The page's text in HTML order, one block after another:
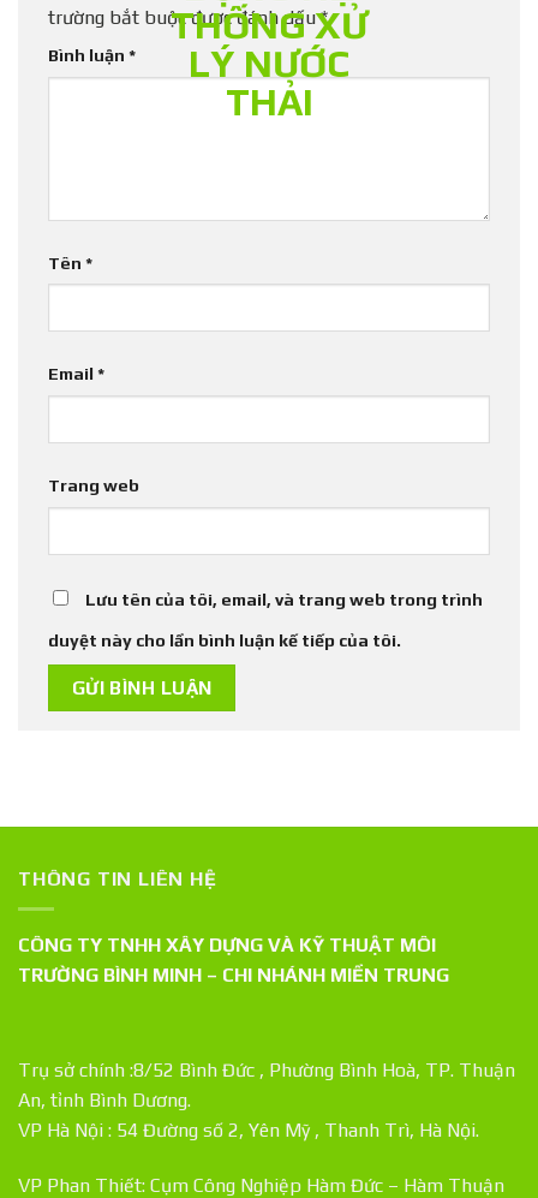
trường bắt buộc được đánh dấu*
Bình luận *
Tên *
Email *
Trang web
Lưu tên của tôi, email, và trang web trong trình
duyệt này cho lần bình luận kế tiếp của tôi.
THÔNG TIN LIÊN HỆ
CÔNG TY TNHH XÂY DỰNG VÀ KỸ THUẬT MÔI
TRƯỜNG BÌNH MINH – CHI NHÁNH MIỀN TRUNG
Trụ sở chính :8/52 Bình Đức , Phường Bình Hoà, TP. Thuận
An, tỉnh Bình Dương.
VP Hà Nội : 54 Đường số 2, Yên Mỹ , Thanh Trì, Hà Nội.
VP Phan Thiết: Cụm Công Nghiệp Hàm Đức – Hàm Thuận